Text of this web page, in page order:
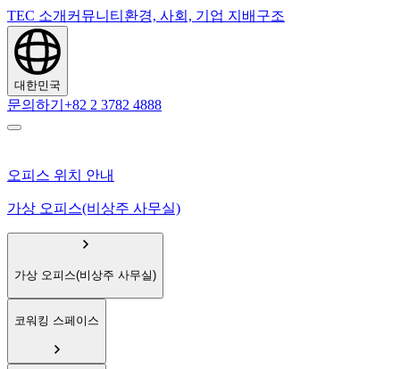
TEC 소개 커뮤니티 환경, 사회, 기업 지배구조
대한민국
문의하기 +82 2 3782 4888
오피스 위치 안내
가상 오피스(비상주 사무실)
가상 오피스(비상주 사무실)
코워킹 스페이스